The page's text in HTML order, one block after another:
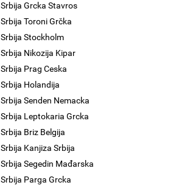
Grcka Stavros
Toroni Grčka
Stockholm
Nikozija Kipar
Prag Ceska
Holandija
Senden Nemacka
Leptokaria Grcka
Briz Belgija
Kanjiza Srbija
Segedin Mađarska
Parga Grcka